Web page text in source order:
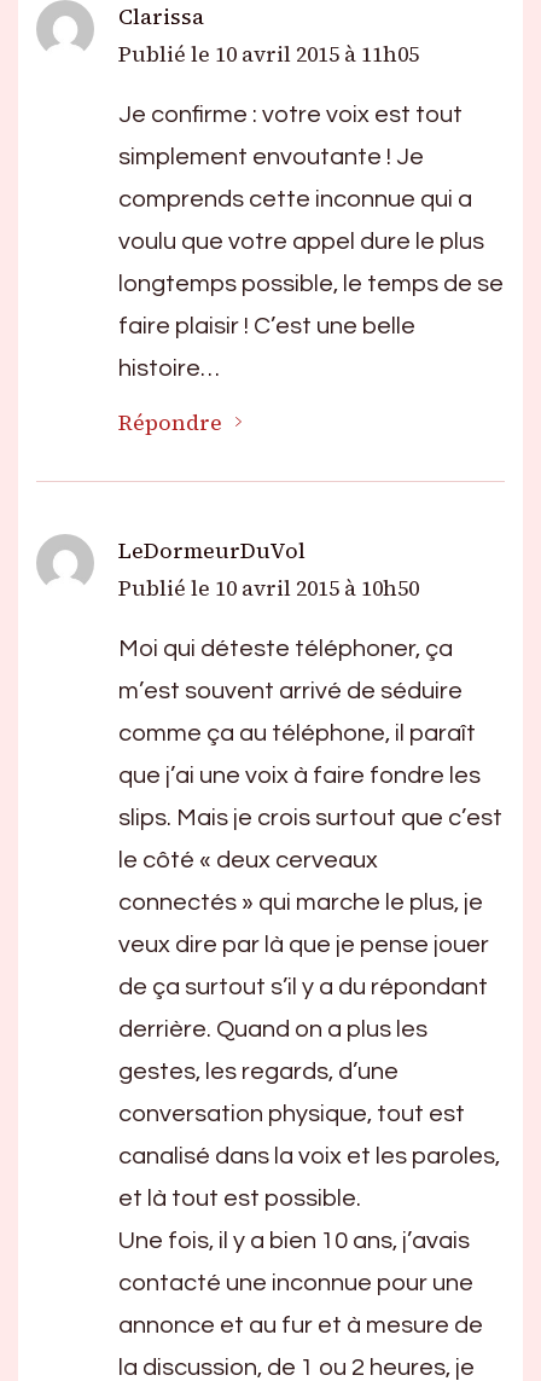
Clarissa
Publié le 10 avril 2015 à 11h05
Je confirme : votre voix est tout
simplement envoutante ! Je
comprends cette inconnue qui a
voulu que votre appel dure le plus
longtemps possible, le temps de se
faire plaisir ! C’est une belle
histoire…
Répondre
LeDormeurDuVol
Publié le 10 avril 2015 à 10h50
Moi qui déteste téléphoner, ça
m’est souvent arrivé de séduire
comme ça au téléphone, il paraît
que j’ai une voix à faire fondre les
slips. Mais je crois surtout que c’est
le côté « deux cerveaux
connectés » qui marche le plus, je
veux dire par là que je pense jouer
de ça surtout s’il y a du répondant
derrière. Quand on a plus les
gestes, les regards, d’une
conversation physique, tout est
canalisé dans la voix et les paroles,
et là tout est possible.
Une fois, il y a bien 10 ans, j’avais
contacté une inconnue pour une
annonce et au fur et à mesure de
la discussion, de 1 ou 2 heures, je